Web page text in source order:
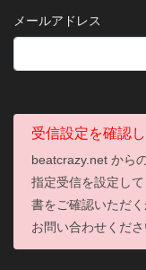
メールアドレス
受信設定を確認
beatcrazy.net から
指定受信を設定し
書をご確認いただ
お問い合わせくださ